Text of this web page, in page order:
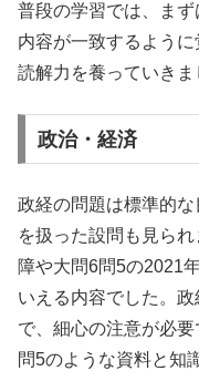
普段の学習では、ま
内容が一致するよう
読解力を養っていきま
政治・経済
政経の問題は標準的
を扱った設問も見ら
障や大問6問5の2021
いえる内容でした。
で、細心の注意が必
問5のような資料と知